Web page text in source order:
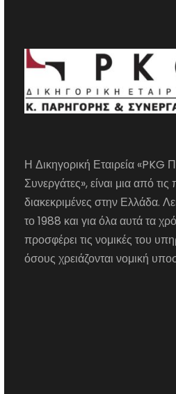
Η Δικηγορική Εταιρεία «PKG
Συνεργάτες», είναι μια από τις
διακεκριμένες στην Ελλάδα.
το 1988 και για όλα αυτά τα
προσφέρει τις νομικές του
όσους χρειάζονται νομική